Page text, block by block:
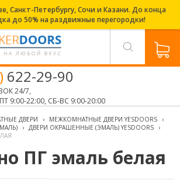
Санкт-Петербургу, Сочи и Казани. До конца
до 50% на раздвижные перегородки!
622-29-90
24/7,
9:00-22:00, СБ-ВС 9:00-20:00
ДВЕРИ › МЕЖКОМНАТНЫЕ ДВЕРИ YESDOORS
›
› ДВЕРИ ОКРАШЕННЫЕ (ЭМАЛЬ) YESDOORS
›
ПГ эмаль белая